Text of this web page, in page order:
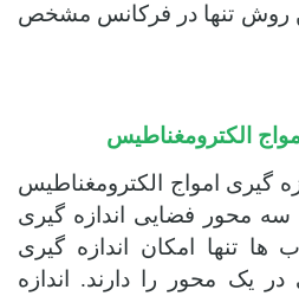
روش تنها در فرکانس مشخص
الکترومغناطیس
گیری امواج الکترومغناطیس
محور فضایی اندازه گیری
ها تنها امکان اندازه گیری
در یک محور را دارند. اندازه